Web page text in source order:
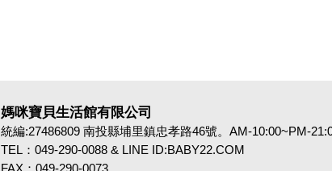
媽咪寶貝生活館有限公司
統編:27486809 南投縣埔里鎮忠孝路46號。AM-10:00~PM-
TEL：049-290-0088 & LINE ID:BABY22.COM
FAX：049-290-0073